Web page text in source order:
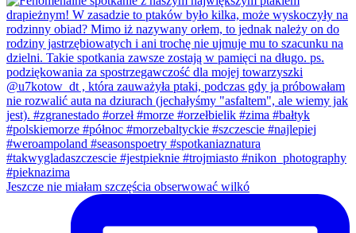
Jeszcze nie miałam szczęścia obserwować wilkó